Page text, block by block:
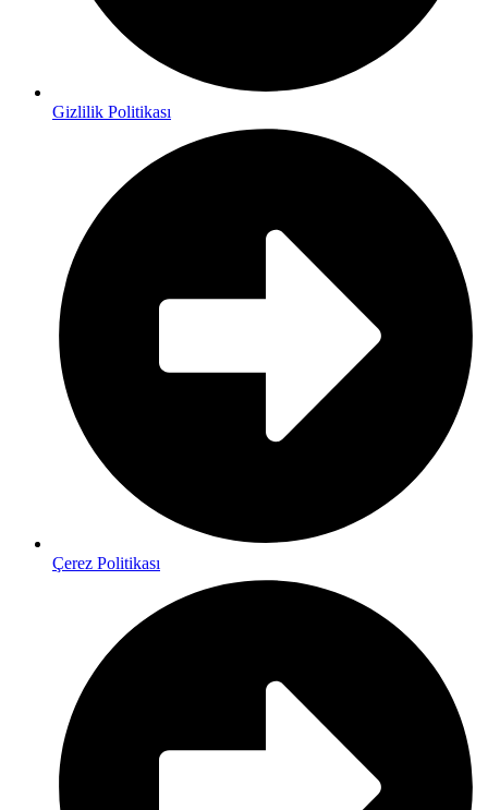
Gizlilik Politikası
Çerez Politikası